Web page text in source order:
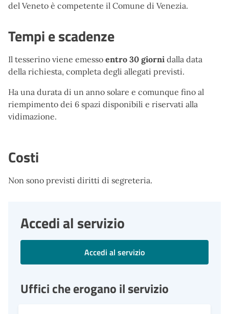
del Veneto è competente il Comune di Venezia.
Tempi e scadenze
Il tesserino viene emesso entro 30 giorni dalla data
della richiesta, completa degli allegati previsti.
Ha una durata di un anno solare e comunque fino al
riempimento dei 6 spazi disponibili e riservati alla
vidimazione.
Costi
Non sono previsti diritti di segreteria.
Accedi al servizio
Accedi al servizio
Uffici che erogano il servizio